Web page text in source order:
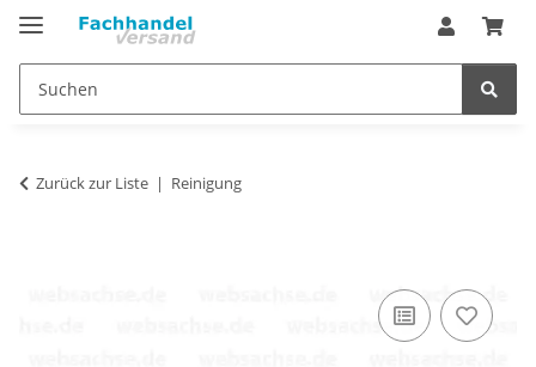
Zurück zur Liste Reinigung